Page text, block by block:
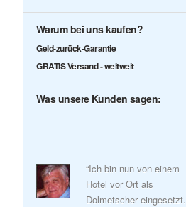
Warum bei uns kaufen?
Geld-zurück-Garantie
GRATIS Versand - weltweit
Was unsere Kunden sagen:
“Ich bin nun von einem
Hotel vor Ort als
Dolmetscher eingesetzt.